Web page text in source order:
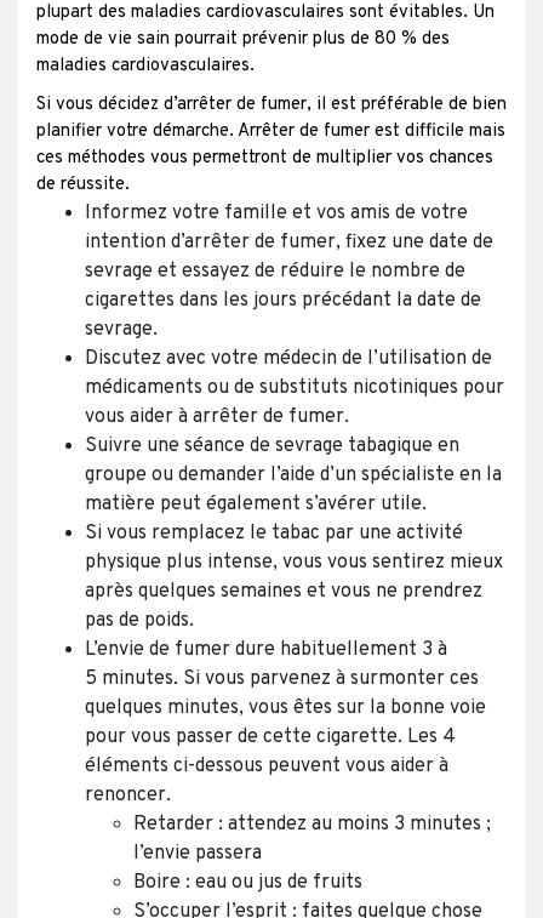
plupart des maladies cardiovasculaires sont évitables. Un
mode de vie sain pourrait prévenir plus de 80 % des
maladies cardiovasculaires.
Si vous décidez d’arrêter de fumer, il est préférable de bien
planifier votre démarche. Arrêter de fumer est difficile mais
ces méthodes vous permettront de multiplier vos chances
de réussite.
Informez votre famille et vos amis de votre
intention d’arrêter de fumer, fixez une date de
sevrage et essayez de réduire le nombre de
cigarettes dans les jours précédant la date de
sevrage.
Discutez avec votre médecin de l’utilisation de
médicaments ou de substituts nicotiniques pour
vous aider à arrêter de fumer.
Suivre une séance de sevrage tabagique en
groupe ou demander l’aide d’un spécialiste en la
matière peut également s’avérer utile.
Si vous remplacez le tabac par une activité
physique plus intense, vous vous sentirez mieux
après quelques semaines et vous ne prendrez
pas de poids.
L’envie de fumer dure habituellement 3 à
5 minutes. Si vous parvenez à surmonter ces
quelques minutes, vous êtes sur la bonne voie
pour vous passer de cette cigarette. Les 4
éléments ci-dessous peuvent vous aider à
renoncer.
Retarder : attendez au moins 3 minutes ;
l’envie passera
Boire : eau ou jus de fruits
S’occuper l’esprit : faites quelque chose